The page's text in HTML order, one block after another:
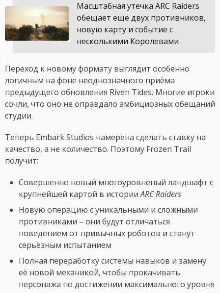
Масштабная утечка ARC Raiders
обещает ещё двух противников,
новую карту и событие с
несколькими Королевами
Переход к новому формату выглядит особенно
логичным на фоне неоднозначного приёма
предыдущего обновления Riven Tides. Многие игроки
сочли, что оно не оправдало амбициозных обещаний
студии.
Теперь Embark Studios намерена сделать ставку на
качество, а не количество. Поэтому Frozen Trail
получит:
Совершенно новый многоуровненый ландшафт с
крупнейшей картой в историиARC Raiders
Новую операцию с уникальными и сложными
противниками – они будут отличаться
поведением от привычных роботов и станут
серьёзным испытанием
Полная переработку системы навыков и замену
её новой механикой, чтобы прокачивать
персонажа по достижении максимального уровня